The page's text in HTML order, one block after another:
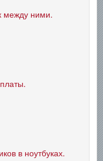
между ними.
в ноутбуках.